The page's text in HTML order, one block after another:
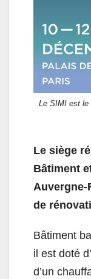
Le SIMI est le
Le siège
Bâtiment
Auvergne-
de
Bâtiment
il est doté
d’un